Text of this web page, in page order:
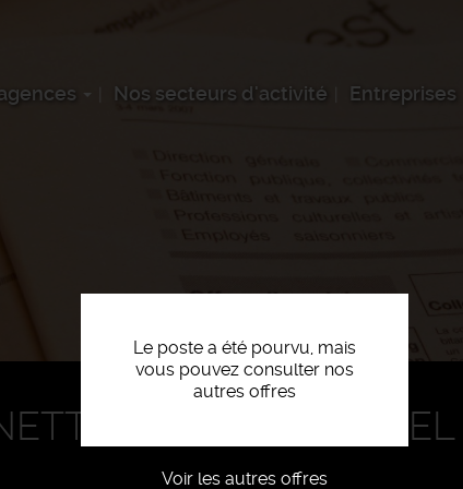
Nos secteurs d'activité Entreprises
Le poste a été pourvu, mais
vous pouvez consulter nos
autres offres
Voir les autres offres